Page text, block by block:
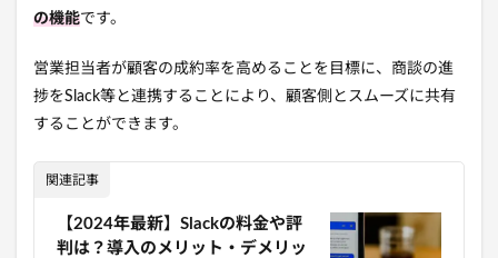
の機能です。
営業担当者が顧客の成約率を高めることを目標に、商談の進
捗をSlack等と連携することにより、顧客側とスムーズに共有
することができます。
関連記事
【2024年最新】Slackの料金や評
判は？導入のメリット・デメリッ